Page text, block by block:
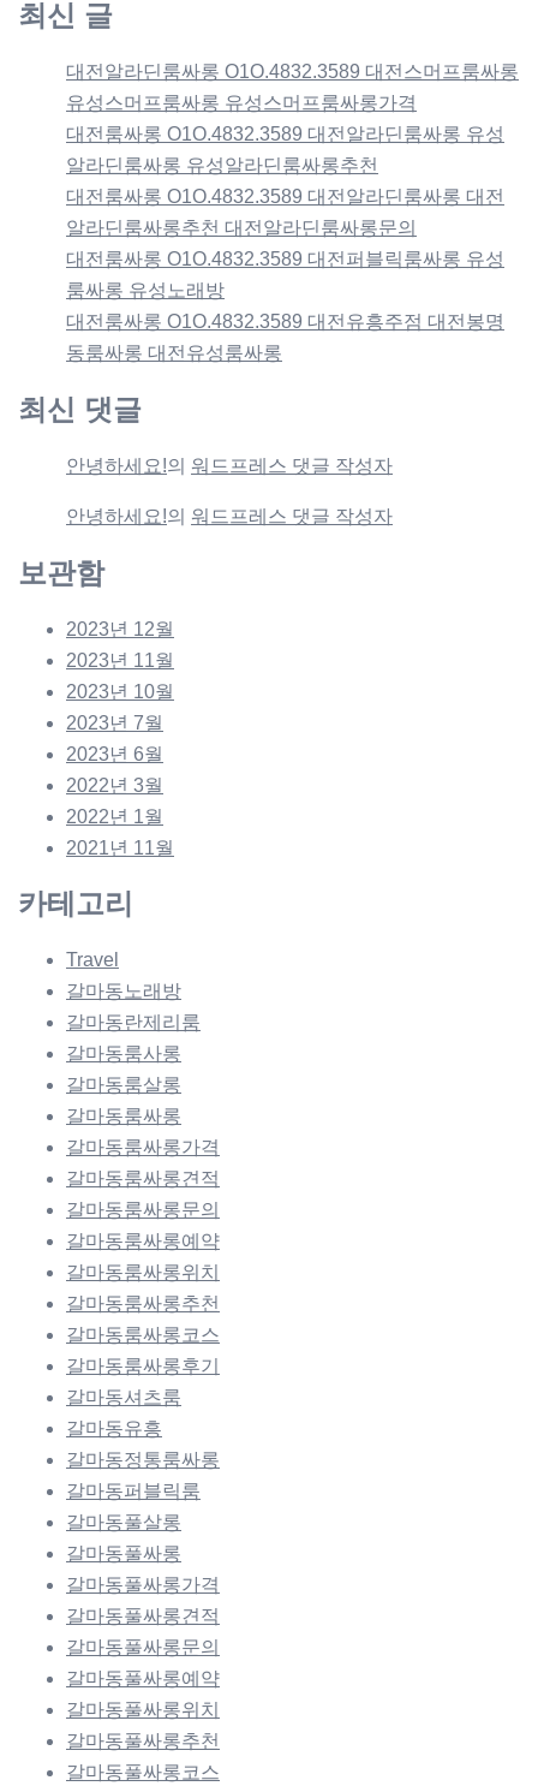
최신 글
대전알라딘룸싸롱 O1O.4832.3589 대전스머프룸싸롱
유성스머프룸싸롱 유성스머프룸싸롱가격
대전룸싸롱 O1O.4832.3589 대전알라딘룸싸롱 유성
알라딘룸싸롱 유성알라딘룸싸롱추천
대전룸싸롱 O1O.4832.3589 대전알라딘룸싸롱 대전
알라딘룸싸롱추천 대전알라딘룸싸롱문의
대전룸싸롱 O1O.4832.3589 대전퍼블릭룸싸롱 유성
룸싸롱 유성노래방
대전룸싸롱 O1O.4832.3589 대전유흥주점 대전봉명
동룸싸롱 대전유성룸싸롱
최신 댓글
안녕하세요!의 워드프레스 댓글 작성자
안녕하세요!의 워드프레스 댓글 작성자
보관함
2023년 12월
2023년 11월
2023년 10월
2023년 7월
2023년 6월
2022년 3월
2022년 1월
2021년 11월
카테고리
Travel
갈마동노래방
갈마동란제리룸
갈마동룸사롱
갈마동룸살롱
갈마동룸싸롱
갈마동룸싸롱가격
갈마동룸싸롱견적
갈마동룸싸롱문의
갈마동룸싸롱예약
갈마동룸싸롱위치
갈마동룸싸롱추천
갈마동룸싸롱코스
갈마동룸싸롱후기
갈마동셔츠룸
갈마동유흥
갈마동정통룸싸롱
갈마동퍼블릭룸
갈마동풀살롱
갈마동풀싸롱
갈마동풀싸롱가격
갈마동풀싸롱견적
갈마동풀싸롱문의
갈마동풀싸롱예약
갈마동풀싸롱위치
갈마동풀싸롱추천
갈마동풀싸롱코스